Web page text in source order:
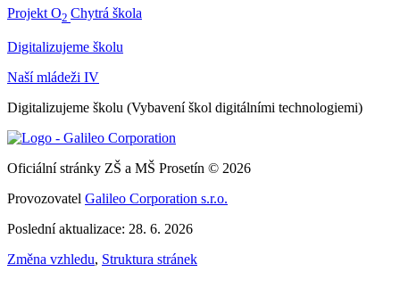
Projekt O2 Chytrá škola
Digitalizujeme školu
Naší mládeži IV
Digitalizujeme školu (Vybavení škol digitálními technologiemi)
Oficiální stránky ZŠ a MŠ Prosetín © 2026
Provozovatel Galileo Corporation s.r.o.
Poslední aktualizace: 28. 6. 2026
Změna vzhledu, Struktura stránek